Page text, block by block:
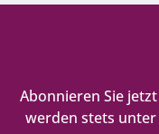
Abonnieren Sie
werden stets